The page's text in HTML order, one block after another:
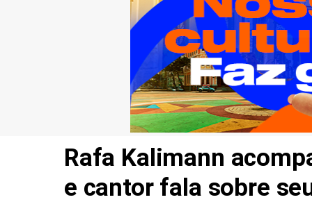
Rafa Kalimann
e cantor fala sobre
Shawn Mendes faz